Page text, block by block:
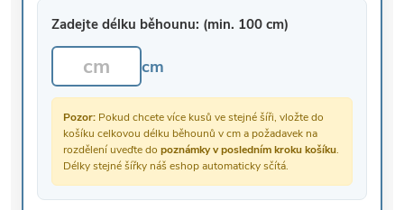
Zadejte délku běhounu: (min. 100 cm)
cm
Pozor: Pokud chcete více kusů ve stejné šíři, vložte do
košíku celkovou délku běhounů v cm a požadavek na
rozdělení uveďte do poznámky v posledním kroku košíku.
Délky stejné šířky náš eshop automaticky sčítá.